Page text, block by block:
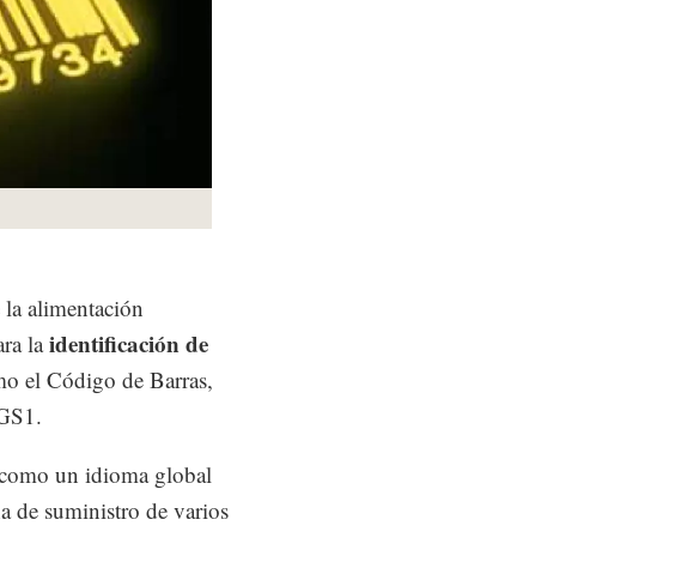
alimentación
laidentificación de
el Código de Barras,
un idioma global
de suministro de varios